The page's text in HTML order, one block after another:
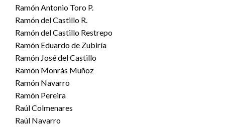
Ramón Antonio Toro P.
Ramón del Castillo R.
Ramón del Castillo Restrepo
Ramón Eduardo de Zubiría
Ramón José del Castillo
Ramón Monrás Muñoz
Ramón Navarro
Ramón Pereira
Raúl Colmenares
Raúl Navarro